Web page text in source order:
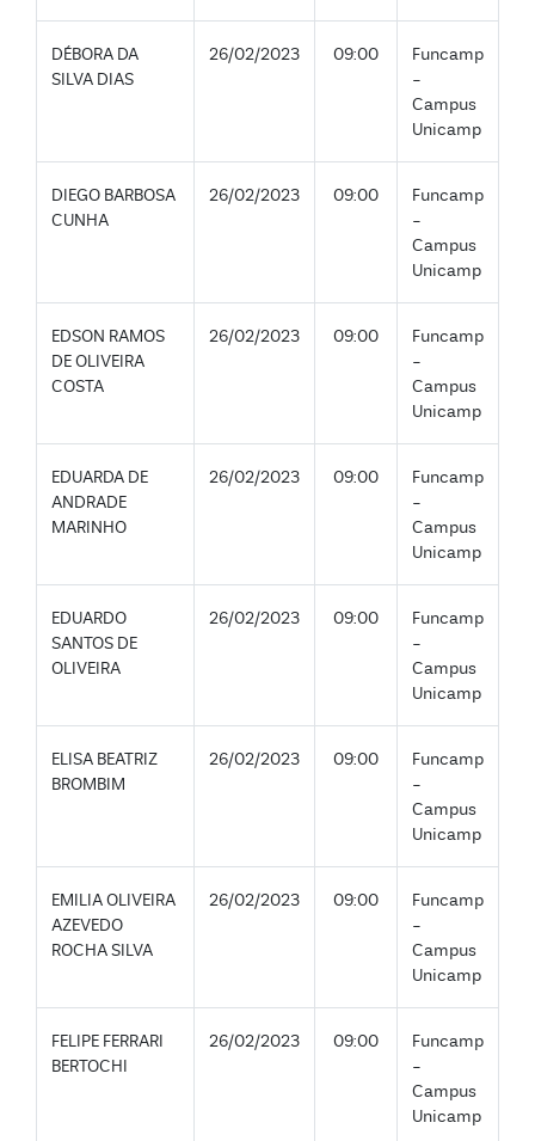
DÉBORA DA
SILVA DIAS
26/02/2023 09:00
Funcamp
-
Campus
Unicamp
DIEGO BARBOSA
CUNHA
26/02/2023 09:00
Funcamp
-
Campus
Unicamp
EDSON RAMOS
DE OLIVEIRA
COSTA
26/02/2023 09:00
Funcamp
-
Campus
Unicamp
EDUARDA DE
ANDRADE
MARINHO
26/02/2023 09:00
Funcamp
-
Campus
Unicamp
EDUARDO
SANTOS DE
OLIVEIRA
26/02/2023 09:00
Funcamp
-
Campus
Unicamp
ELISA BEATRIZ
BROMBIM
26/02/2023 09:00
Funcamp
-
Campus
Unicamp
EMILIA OLIVEIRA
AZEVEDO
ROCHA SILVA
26/02/2023 09:00
Funcamp
-
Campus
Unicamp
FELIPE FERRARI
BERTOCHI
26/02/2023 09:00
Funcamp
-
Campus
Unicamp